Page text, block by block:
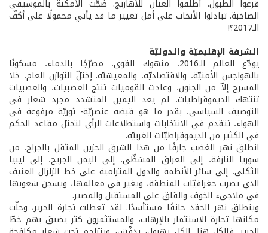
قرعوا الطبول. أطلقوا العنان للأهازيج. ضجّت الأمكنة بالموسيقى
الصاخبة. تبادلوا الأنخاب على أمل تغيير ما قد يأتي محمولًا على أكفّ
الـ2017؟!
الشرفة الإقليميّة والدوليّة
يودّع العالم الـ2016، منهوك القوى، مضرّجًا بالدماء، مسكونًا
بالهواجس الأمنيّة، والاقتصاديّة، والمعيشيّة. إختلّ التوازن العام، خلا
المسرح إلاّ من الجنون، وعادت القوميات تنتج العصبيات، والعصبيات
تنتهك الديموقراطيات، لم يعد اليمين المتشدد مجرد شعار في
التوصيف السياسي، بقدر ما هو قبضة عنصريّة- ثوريّة مرفوعة في
الهواء، تتقدم في الانتخابات واستطلاعات الرأي لتحتل مقاعد الحكم
في الكثير من الديموقراطيّات الغربيّة.
انطلق نهر الغضب جارفًا من هذا الشرق الحزين المثقل بالجراح، من
سوريا النازفة، إلى العراق المشظّى، إلى اليمن الجريح، إلى ليبيا
الثكلى، إلى سائر الأنظمة والدول المترامية على خط الزلزال العنيف
الذي يضرب جغرافيّات المنطقة، ويغير في معالمها، ويسجن شعوبها
في ملاجىء الخوف والقلق على المستقبل والمصير.
وينطلق نهر الحقد حانقًا مستأسدًا. لقد تعطلت تجارة الحرير، وحلّت
مكانها تجارة الاستثمار بالإرهاب، والمستثمرون كثر يضيق بهم خطّ